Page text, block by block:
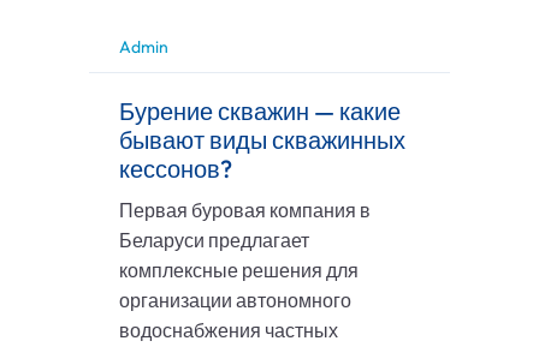
Admin
Бурение скважин — какие
бывают виды скважинных
кессонов?
Первая буровая компания в
Беларуси предлагает
комплексные решения для
организации автономного
водоснабжения частных